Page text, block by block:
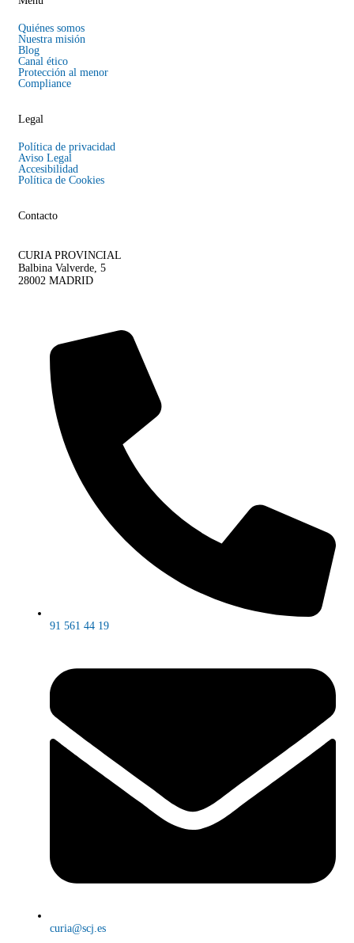
Quiénes somos
Nuestra misión
Blog
Canal ético
Protección al menor
Compliance
Legal
Política de privacidad
Aviso Legal
Accesibilidad
Política de Cookies
Contacto
CURIA PROVINCIAL
Balbina Valverde, 5
28002 MADRID
91 561 44 19
curia@scj.es